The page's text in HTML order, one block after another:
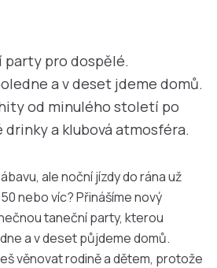
pro dospělé.
a v deset jdeme domů.
od minulého století po
drinky a klubová atmosféra.
ale noční jízdy do rána už
nebo víc? Přinášíme nový
taneční party, kterou
a v deset půjdeme domů.
věnovat rodině a dětem, protože